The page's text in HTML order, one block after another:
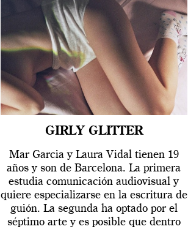
GIRLY GLITTER
Mar Garcia y Laura Vidal tienen 19
años y son de Barcelona. La primera
estudia comunicación audiovisual y
quiere especializarse en la escritura de
guión. La segunda ha optado por el
séptimo arte y es posible que dentro